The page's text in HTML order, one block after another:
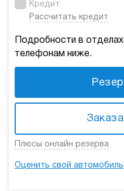
Кредит
Рассчитать кредит
Подробности в
телефонам ниже.
Плюсы онлайн резерва
Оценить свой автомобиль